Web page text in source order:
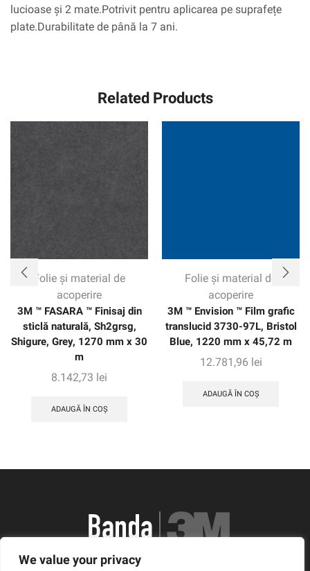
We value your privacy
lucioase și 2 mate.Potrivit pentru aplicarea pe suprafețe
plate.Durabilitate de până la 7 ani.
Related Products
Folie și material de
acoperire
3M ™ FASARA ™ Finisaj din
sticlă naturală, Sh2grsg,
Shigure, Grey, 1270 mm x 30
m
8.142,73 lei
ADAUGĂ ÎN COȘ
Folie și material de
acoperire
3M ™ Envision ™ Film grafic
translucid 3730-97L, Bristol
Blue, 1220 mm x 45,72 m
12.781,96 lei
ADAUGĂ ÎN COȘ
România, Arad, Calea Timisorii, Nr. 11